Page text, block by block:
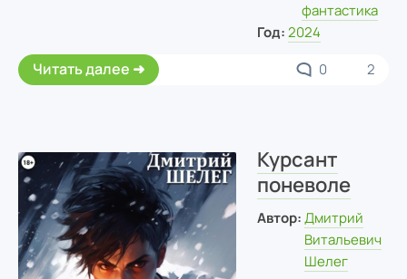
фантастика
Год: 2024
Читать далее 0 2
Курсант
поневоле
Автор: Дмитрий
Витальевич
Шелег